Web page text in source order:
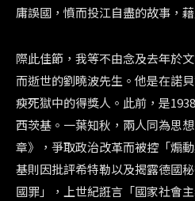
庸誤國，憤而投江自盡的故事，
際此佳節，我等不由念及去年於
而逝世的劉曉波先生。他是在諾
瘐死獄中的得獎人。此前，是
西茨基。一葉知秋，兩人同為思
章》，爭取政治改革而被控「煽
基則因批評希特勒以及揭露德國
國罪」，上世紀誑言「國家社會